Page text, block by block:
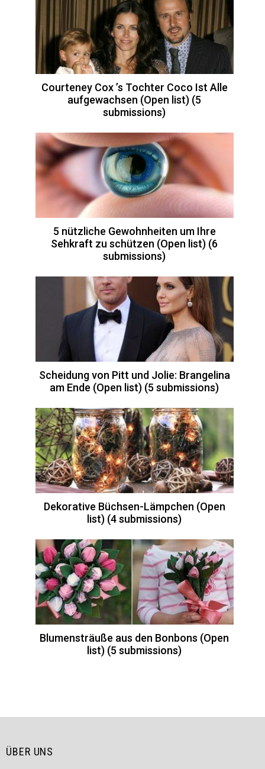
Courteney Cox ’s Tochter Coco Ist Alle
aufgewachsen (Open list) (5
submissions)
5 nützliche Gewohnheiten um Ihre
Sehkraft zu schützen (Open list) (6
submissions)
Scheidung von Pitt und Jolie: Brangelina
am Ende (Open list) (5 submissions)
Dekorative Büchsen-Lämpchen (Open
list) (4 submissions)
Blumensträuße aus den Bonbons (Open
list) (5 submissions)
ÜBER UNS